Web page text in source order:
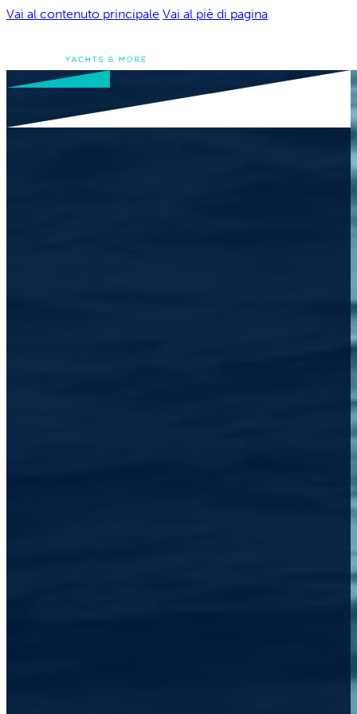
Vai al contenuto principale Vai al piè di pagina
esperienza e